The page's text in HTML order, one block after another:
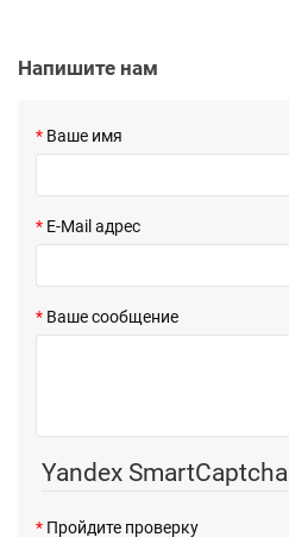
Напишите нам
Ваше имя
E-Mail адрес
Ваше сообщение
Yandex SmartCaptcha
Пройдите проверку